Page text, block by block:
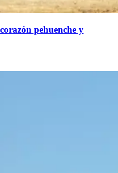
pehuenche y